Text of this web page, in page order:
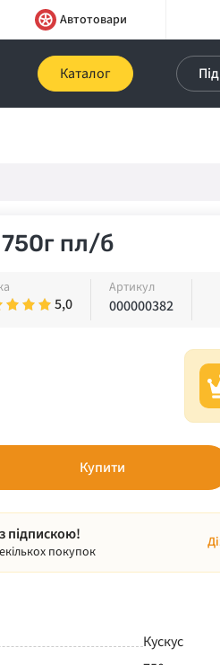
Автотовари
Каталог
пл/б
5,0
Артикул
000000382
Купити
підпискою!
покупок
Кускус